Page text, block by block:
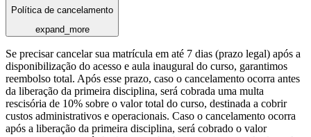
Política de cancelamento
expand_more
Se precisar cancelar sua matrícula em até 7 dias (prazo legal) após a
disponibilização do acesso e aula inaugural do curso, garantimos
reembolso total. Após esse prazo, caso o cancelamento ocorra antes
da liberação da primeira disciplina, será cobrada uma multa
rescisória de 10% sobre o valor total do curso, destinada a cobrir
custos administrativos e operacionais. Caso o cancelamento ocorra
após a liberação da primeira disciplina, será cobrado o valor